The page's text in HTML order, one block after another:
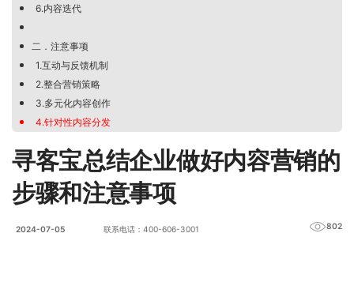
6.内容迭代
二．注意事项
1.互动与反馈机制
2.整合营销策略
3.多元化内容创作
4.针对性内容分发
寻客宝总结企业做好内容营销的
步骤和注意事项
2024-07-05 联系电话：400-606-3001 802